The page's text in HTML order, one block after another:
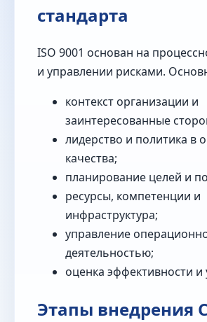
стандарта
ISO 9001 основан на
и управлении рисками.
контекст организации и
заинтересованные
лидерство и политика в
качества;
планирование целей и
ресурсы, компетенции и
инфраструктура;
управление
деятельностью;
оценка эффективности
Этапы внедрения